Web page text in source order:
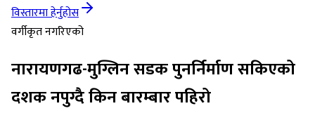
विस्तारमा हेर्नुहोस
वर्गीकृत नगरिएको
नारायणगढ-मुग्लिन सडक पुनर्निर्माण सकिएको
दशक नपुग्दै किन बारम्बार पहिरो